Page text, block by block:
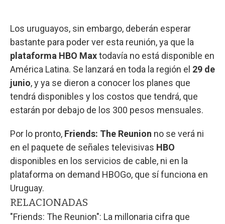
Los uruguayos, sin embargo, deberán esperar
bastante para poder ver esta reunión, ya que la
plataforma HBO Maxtodavía no está disponible en
América Latina. Se lanzará en toda la región el 29 de
junio, y ya se dieron a conocer los planes que
tendrá disponibles y los costos que tendrá, que
estarán por debajo de los 300 pesos mensuales.
Por lo pronto, Friends: The Reunion no se verá ni
en el paquete de señales televisivas HBO
disponibles en los servicios de cable, ni en la
plataforma on demand HBOGo, que sí funciona en
Uruguay.
RELACIONADAS
"Friends: The Reunion": La millonaria cifra que